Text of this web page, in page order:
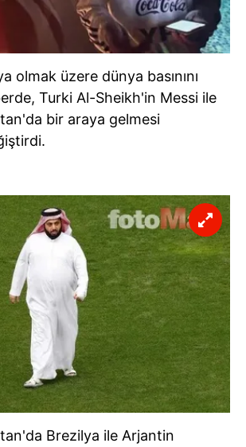
olmak üzere dünya basınını
Turki Al-Sheikh'in Messi ile
bir araya gelmesi
Brezilya ile Arjantin